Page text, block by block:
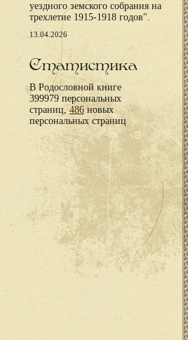
уездного земского собрания на
трехлетие 1915-1918 годов".
13.04.2026
Статистика
В Родословной книге
399979 персональных
страниц,486новых
персональных страниц